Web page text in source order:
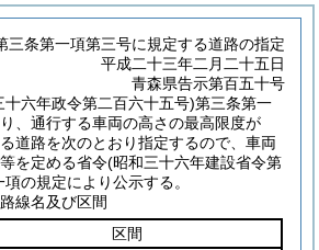
三条第一項第三号に規定する道路の指定
平成二十三年二月二十五日
青森県告示第百五十号
十六年政令第二百六十五号)第三条第一
、通行する車両の高さの最高限度が
道路を次のとおり指定するので、車両
を定める省令(昭和三十六年建設省令第
の規定により公示する。
線名及び区間
区間